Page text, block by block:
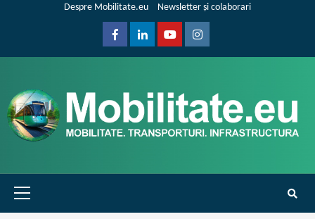
Despre Mobilitate.eu Newsletter și colaborari
FacebookLinkedinYoutubeInstagram
Primary
Menu